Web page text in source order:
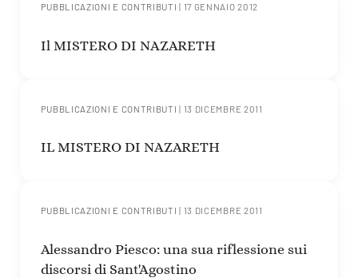
PUBBLICAZIONI E CONTRIBUTI | 17 GENNAIO 2012
Il MISTERO DI NAZARETH
PUBBLICAZIONI E CONTRIBUTI | 13 DICEMBRE 2011
IL MISTERO DI NAZARETH
PUBBLICAZIONI E CONTRIBUTI | 13 DICEMBRE 2011
Alessandro Piesco: una sua riflessione sui
discorsi di Sant'Agostino